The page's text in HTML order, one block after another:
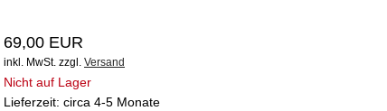
69,00 EUR
inkl. MwSt. zzgl. Versand
Nicht auf Lager
Lieferzeit: circa 4-5 Monate